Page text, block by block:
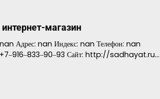
магазин
nan Адрес: nan Индекс: nan Телефон: nan
+7‒916‒833‒90‒93 Сайт: http://sadhayat.ru…